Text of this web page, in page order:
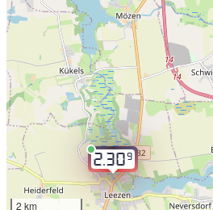
2.309
2 km